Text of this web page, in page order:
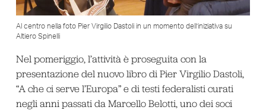
Al centro nella foto Pier Virgilio Dastoli in un momento dell’iniziativa su
Altiero Spinelli
Nel pomeriggio, l’attività è proseguita con la
presentazione del nuovo libro di Pier Virgilio Dastoli,
“A che ci serve l’Europa” e di testi federalisti curati
negli anni passati da Marcello Belotti, uno dei soci